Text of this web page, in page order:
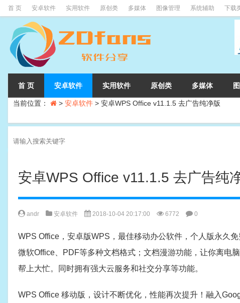
首 页 安卓软件 实用软件 原创类 多媒体 图像管理 系统辅助 下载
首 页 安卓软件 实用软件 原创类 多媒体
当前位置： > 安卓软件 > 安卓WPS Office v11.1.5 去广告纯净版
安卓WPS Office v11.1.5 去广告纯
andr 安卓软件 2018-10-04 20:17:00 6772 0
WPS Office，安卓版WPS，最佳移动办公软件，个人版永久
微软Office、PDF等多种文档格式；文档漫游功能，让你离电
帮上大忙。同时拥有强大云服务和社交分享等功能。
WPS Office 移动版，设计不断优化，性能再次提升！融入